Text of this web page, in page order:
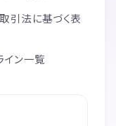
引法に基づく表
イン一覧